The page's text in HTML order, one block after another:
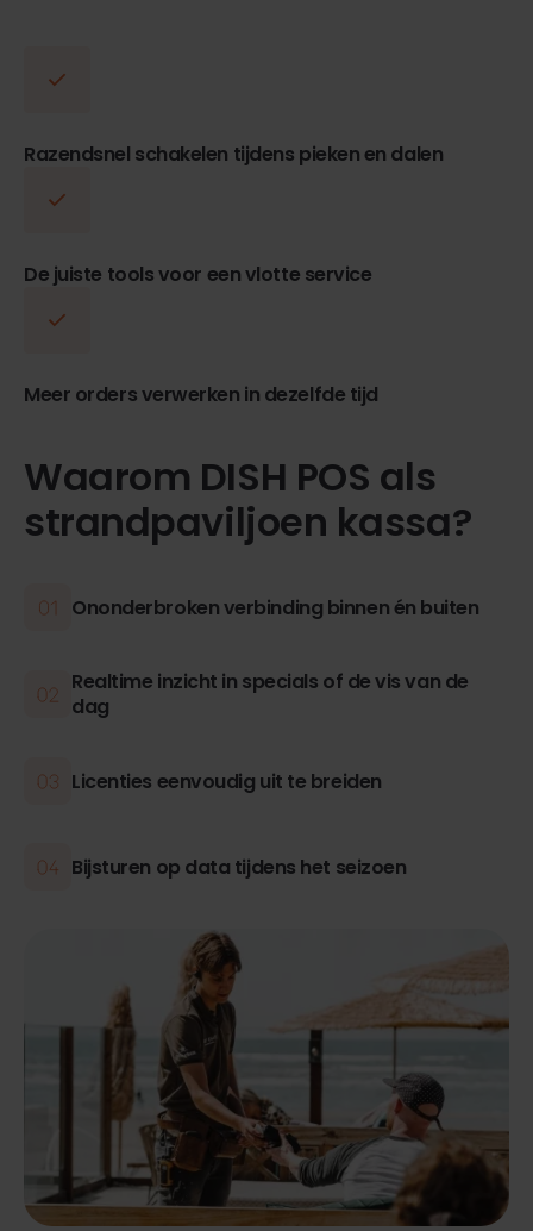
Razendsnel schakelen tijdens pieken en dalen
De juiste tools voor een vlotte service
Meer orders verwerken in dezelfde tijd
Waarom DISH POS als
strandpaviljoen kassa?
Ononderbroken verbinding binnen én buiten
Realtime inzicht in specials of de vis van de
dag
Licenties eenvoudig uit te breiden
Bijsturen op data tijdens het seizoen